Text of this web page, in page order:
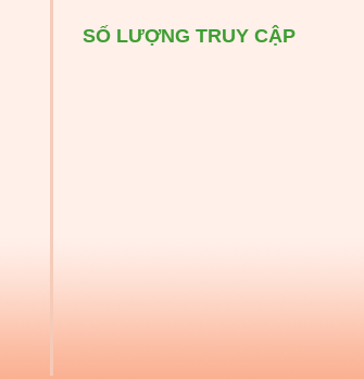
SỐ LƯỢNG TRUY CẬP